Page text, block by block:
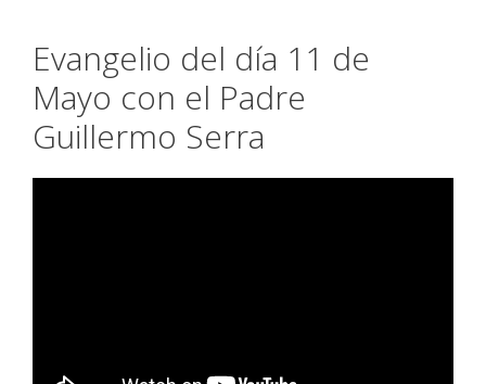
Evangelio del día 11 de
Mayo con el Padre
Guillermo Serra